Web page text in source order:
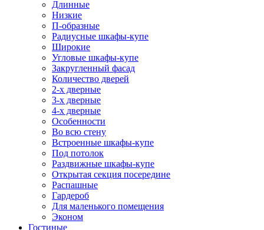
Длинные
Низкие
П-образные
Радиусные шкафы-купе
Широкие
Угловые шкафы-купе
Закругленный фасад
Количество дверей
2-х дверные
3-х дверные
4-х дверные
Особенности
Во всю стену
Встроенные шкафы-купе
Под потолок
Раздвижные шкафы-купе
Открытая секция посередине
Распашные
Гардероб
Для маленького помещения
Эконом
Гостиные